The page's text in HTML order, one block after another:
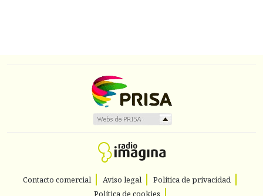
Contacto comercial Aviso legal
Política de privacidad
Política de cookies